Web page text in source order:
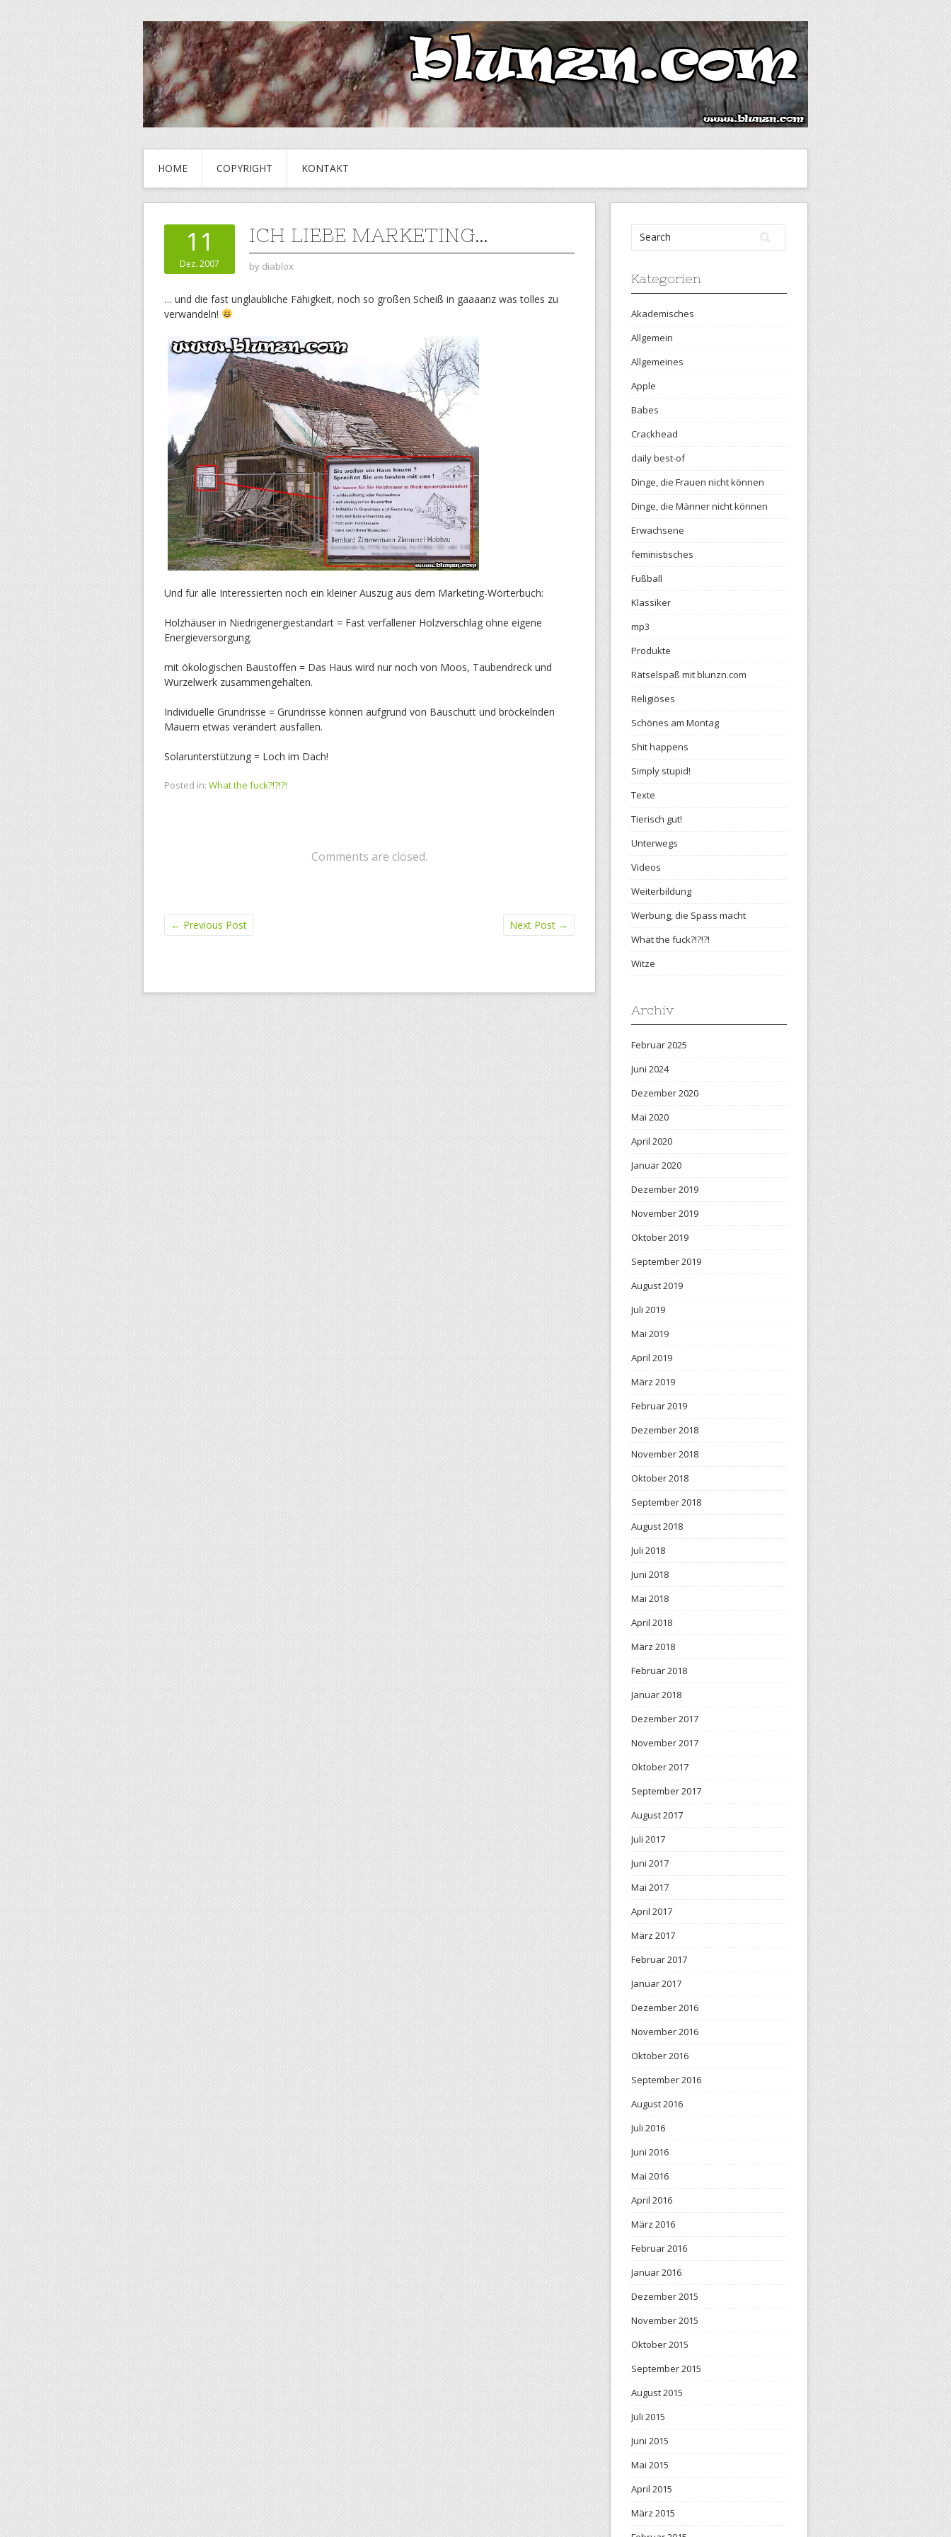
HOME COPYRIGHT KONTAKT
11
Dez. 2007
ICH LIEBE MARKETING…
by diablox
… und die fast unglaubliche Fähigkeit, noch so großen Scheiß in gaaaanz was tolles zu
verwandeln!
Und für alle Interessierten noch ein kleiner Auszug aus dem Marketing-Wörterbuch:
Holzhäuser in Niedrigenergiestandart = Fast verfallener Holzverschlag ohne eigene
Energieversorgung.
mit ökologischen Baustoffen = Das Haus wird nur noch von Moos, Taubendreck und
Wurzelwerk zusammengehalten.
Individuelle Grundrisse = Grundrisse können aufgrund von Bauschutt und bröckelnden
Mauern etwas verändert ausfallen.
Solarunterstützung = Loch im Dach!
Posted in: What the fuck?!?!?!
Comments are closed.
← Previous Post Next Post →
Kategorien
Akademisches
Allgemein
Allgemeines
Apple
Babes
Crackhead
daily best-of
Dinge, die Frauen nicht können
Dinge, die Männer nicht können
Erwachsene
feministisches
Fußball
Klassiker
mp3
Produkte
Rätselspaß mit blunzn.com
Religiöses
Schönes am Montag
Shit happens
Simply stupid!
Texte
Tierisch gut!
Unterwegs
Videos
Weiterbildung
Werbung, die Spass macht
What the fuck?!?!?!
Witze
Archiv
Februar 2025
Juni 2024
Dezember 2020
Mai 2020
April 2020
Januar 2020
Dezember 2019
November 2019
Oktober 2019
September 2019
August 2019
Juli 2019
Mai 2019
April 2019
März 2019
Februar 2019
Dezember 2018
November 2018
Oktober 2018
September 2018
August 2018
Juli 2018
Juni 2018
Mai 2018
April 2018
März 2018
Februar 2018
Januar 2018
Dezember 2017
November 2017
Oktober 2017
September 2017
August 2017
Juli 2017
Juni 2017
Mai 2017
April 2017
März 2017
Februar 2017
Januar 2017
Dezember 2016
November 2016
Oktober 2016
September 2016
August 2016
Juli 2016
Juni 2016
Mai 2016
April 2016
März 2016
Februar 2016
Januar 2016
Dezember 2015
November 2015
Oktober 2015
September 2015
August 2015
Juli 2015
Juni 2015
Mai 2015
April 2015
März 2015